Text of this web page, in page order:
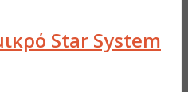
Star System